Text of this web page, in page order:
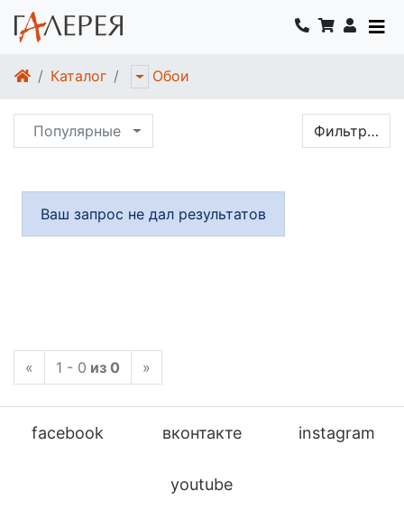
Каталог Обои
Популярные Фильтр…
Ваш запрос не дал результатов
« 1 - 0 из 0 »
facebook вконтакте instagram
youtube